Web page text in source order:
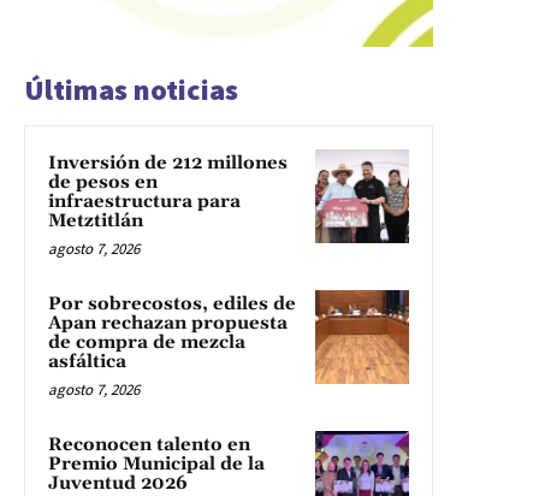
Últimas noticias
Inversión de 212 millones
de pesos en
infraestructura para
Metztitlán
agosto 7, 2026
Por sobrecostos, ediles de
Apan rechazan propuesta
de compra de mezcla
asfáltica
agosto 7, 2026
Reconocen talento en
Premio Municipal de la
Juventud 2026